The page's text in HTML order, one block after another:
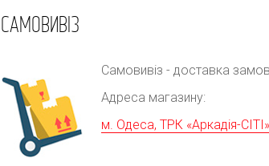
САМОВИВІЗ
Самовивіз - доставка
Адреса магазину:
м. Одеса, ТРК «Аркадія-СІТІ»